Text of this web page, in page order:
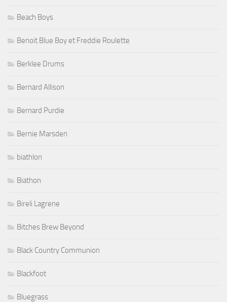
Beach Boys
Benoit Blue Boy et Freddie Roulette
Berklee Drums
Bernard Allison
Bernard Purdie
Bernie Marsden
biathlon
Biathon
Bireli Lagrene
Bitches Brew Beyond
Black Country Communion
Blackfoot
Bluegrass